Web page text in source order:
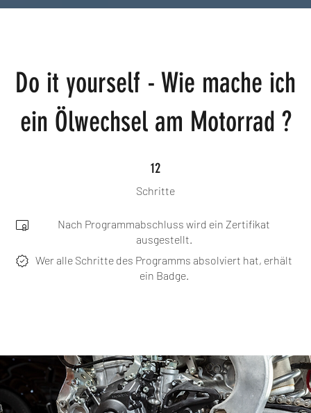
Do it yourself - Wie mache ich
ein Ölwechsel am Motorrad ?
12
Schritte
12 Schritte
Nach Programmabschluss wird ein Zertifikat
ausgestellt.
Wer alle Schritte des Programms absolviert hat, erhält
ein Badge.